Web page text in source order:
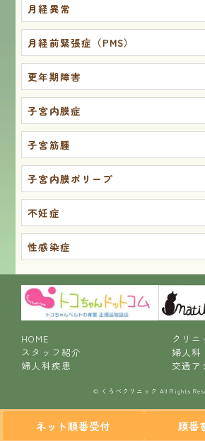
月経異常
月経前緊張症（PMS）
更年期障害
子宮内膜症
子宮筋腫
子宮内膜ポリープ
不妊症
性感染症
HOME
クリニ
スタッフ紹介
婦人科
婦人科疾患
交通ア
© くろべクリニック All Rights
ネット順番受付 順番